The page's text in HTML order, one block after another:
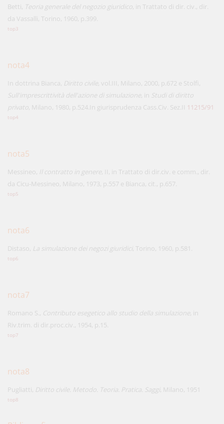
Betti, Teoria generale del negozio giuridico, in Trattato di dir. civ., dir.
da Vassalli, Torino, 1960, p.399.
top3
nota4
In dottrina Bianca, Diritto civile, vol.III, Milano, 2000, p.672 e Stolfi,
Sull'imprescrittività dell'azione di simulazione, in Studi di diritto
privato, Milano, 1980, p.524.In giurisprudenza Cass.Civ. Sez.II 11215/91
top4
nota5
Messineo, Il contratto in genere, II, in Trattato di dir.civ. e comm., dir.
da Cicu-Messineo, Milano, 1973, p.557 e Bianca, cit., p.657.
top5
nota6
Distaso, La simulazione dei negozi giuridici, Torino, 1960, p.581.
top6
nota7
Romano S., Contributo esegetico allo studio della simulazione, in
Riv.trim. di dir.proc.civ., 1954, p.15.
top7
nota8
Pugliatti, Diritto civile. Metodo. Teoria. Pratica. Saggi, Milano, 1951
top8